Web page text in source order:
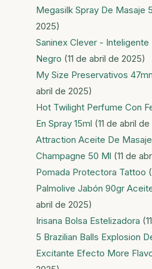
Megasilk Spray De Masaje
2025)
Saninex Clever - Inteligente
Negro (11 de abril de 2025)
My Size Preservativos
abril de 2025)
Hot Twilight Perfume Con
En Spray 15ml (11 de abril
Attraction Aceite De
Champagne 50 Ml (11 de
Pomada Protectora Tattoo
Palmolive Jabón 90gr
abril de 2025)
Irisana Bolsa Estelizadora
5 Brazilian Balls Explosion
Excitante Efecto More